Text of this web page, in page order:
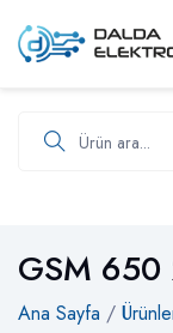
GSM
Ana Sayfa /